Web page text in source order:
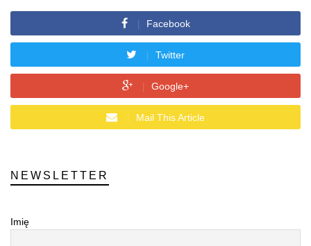
Facebook
Twitter
Google+
Mail This Article
NEWSLETTER
Imię